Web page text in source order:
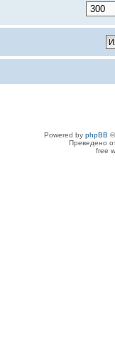
Powered by phpBB
Преведено
free